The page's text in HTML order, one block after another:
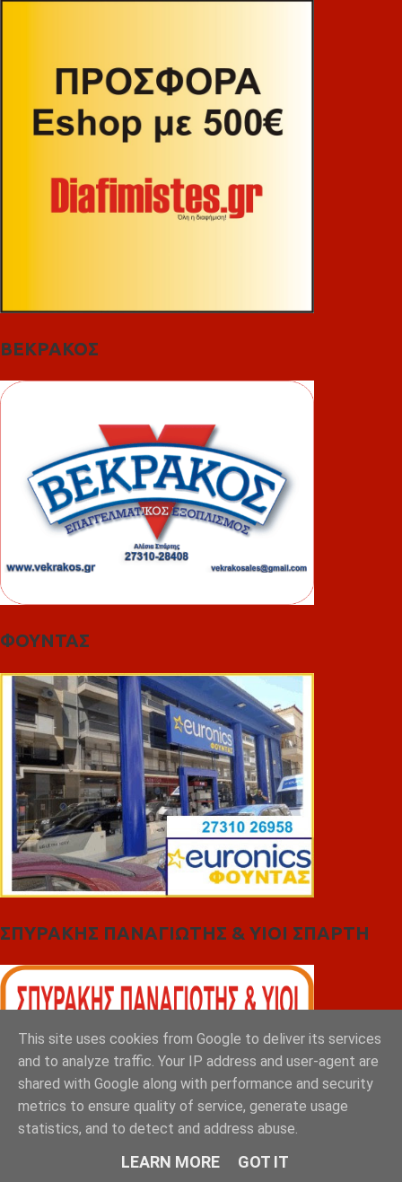
ΒΕΚΡΑΚΟΣ
ΦΟΥΝΤΑΣ
ΣΠΥΡΑΚΗΣ ΠΑΝΑΓΙΩΤΗΣ & YIOI ΣΠΑΡΤΗ
This site uses cookies from Google to deliver its services
and to analyze traffic. Your IP address and user-agent are
shared with Google along with performance and security
metrics to ensure quality of service, generate usage
statistics, and to detect and address abuse.
LEARN MORE GOT IT